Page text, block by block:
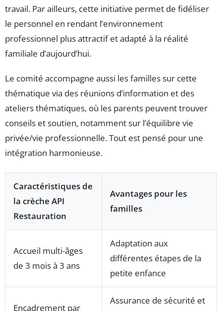
travail. Par ailleurs, cette initiative permet de fidéliser
le personnel en rendant l’environnement
professionnel plus attractif et adapté à la réalité
familiale d’aujourd’hui.
Le comité accompagne aussi les familles sur cette
thématique via des réunions d’information et des
ateliers thématiques, où les parents peuvent trouver
conseils et soutien, notamment sur l’équilibre vie
privée/vie professionnelle. Tout est pensé pour une
intégration harmonieuse.
Caractéristiques de
la crèche API
Restauration
Avantages pour les
familles
Accueil multi-âges
de 3 mois à 3 ans
Adaptation aux
différentes étapes de la
petite enfance
Encadrement par
Assurance de sécurité et